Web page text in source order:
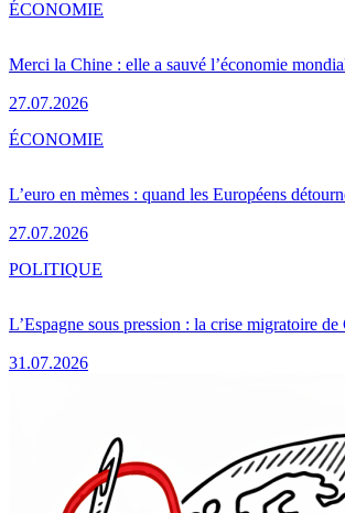
Merci la Chine : elle a sauvé l’économie
27.07.2026
ÉCONOMIE
L’euro en mèmes : quand les Européens
27.07.2026
ÉCONOMIE
L’Espagne sous pression : la crise migratoire
31.07.2026
POLITIQUE